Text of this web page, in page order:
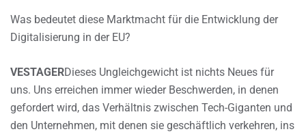
Was bedeutet diese Marktmacht für die Entwicklung der
Digitalisierung in der EU?
VESTAGERDieses Ungleichgewicht ist nichts Neues für
uns. Uns erreichen immer wieder Beschwerden, in denen
gefordert wird, das Verhältnis zwischen Tech-Giganten und
den Unternehmen, mit denen sie geschäftlich verkehren, ins